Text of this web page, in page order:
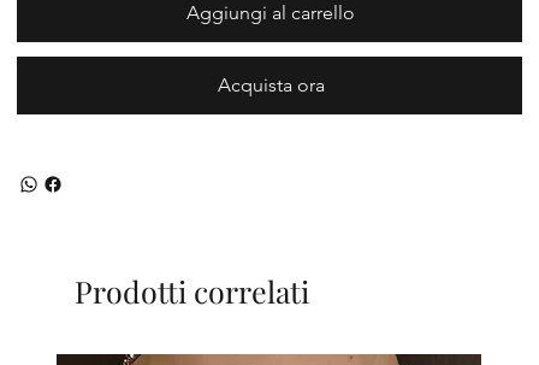
Aggiungi al carrello
Acquista ora
Prodotti correlati